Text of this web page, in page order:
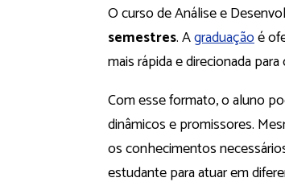
O curso de Análise e
semestres. Agraduaçãoé
mais rápida e direcionada
Com esse formato, o aluno
dinâmicos e promissores.
os conhecimentos
estudante para atuar em